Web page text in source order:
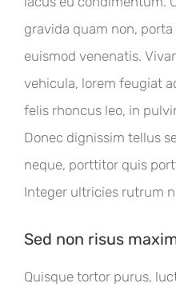
gravida quam non,
euismod venenatis.
vehicula, lorem feugiat
felis rhoncus leo, in
Donec dignissim tellus
neque, porttitor quis
Integer ultricies rutrum
Sed non risus
Quisque tortor purus,